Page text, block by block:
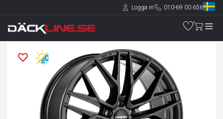
Logga in 010-69 00 656